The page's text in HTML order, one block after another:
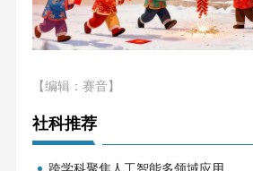
【编辑：赛音】
社科推荐